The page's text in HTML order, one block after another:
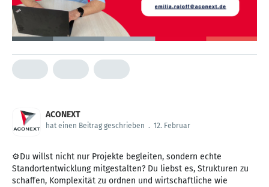
ACONEXT
hat einen Beitrag geschrieben . 12. Februar
⚙️Du willst nicht nur Projekte begleiten, sondern echte
Standortentwicklung mitgestalten? Du liebst es, Strukturen zu
schaffen, Komplexität zu ordnen und wirtschaftliche wie